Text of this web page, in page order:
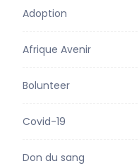
Adoption
Afrique Avenir
Bolunteer
Covid-19
Don du sang